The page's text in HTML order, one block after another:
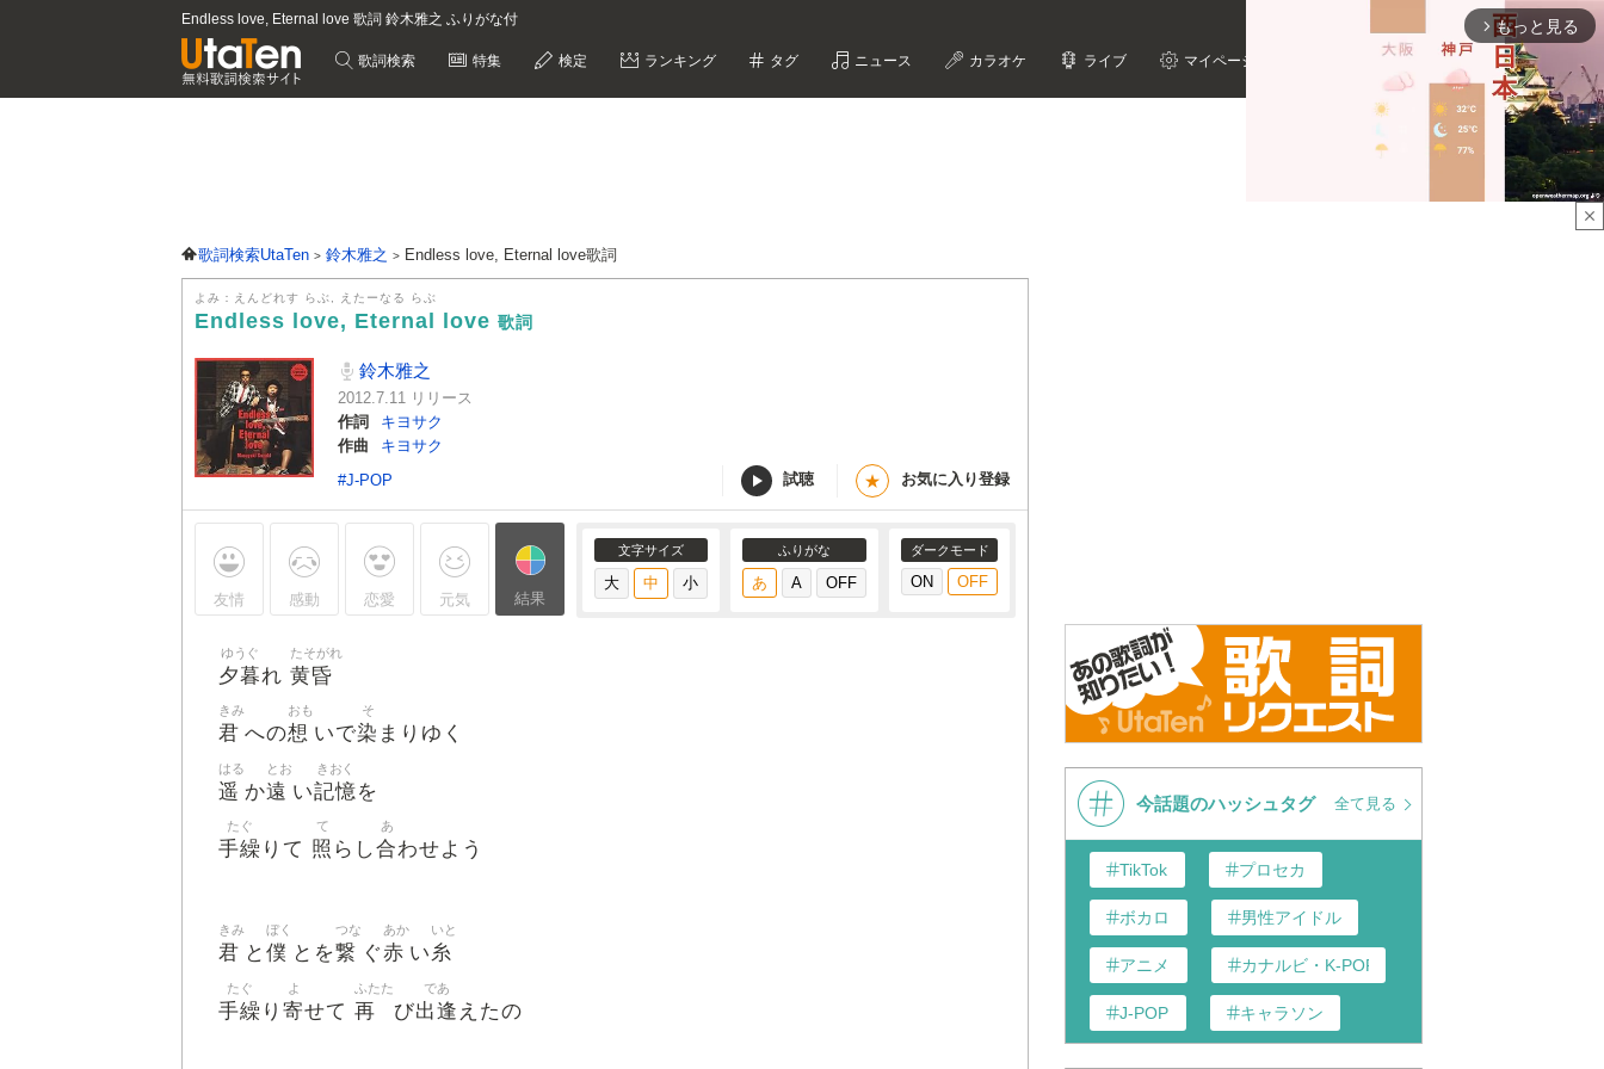
Endless love, Eternal love 歌詞 鈴木雅之 ふりがな付
歌詞検索 特集 検定 ランキング タグ ニュース カラオケ ライブ マイページ
歌詞検索UtaTen 鈴木雅之 Endless love, Eternal love歌詞
よみ：えんどれす らぶ, えたーなる らぶ
Endless love, Eternal love 歌詞
鈴木雅之
2012.7.11 リリース
作詞
キヨサク
作曲
キヨサク
#J-POP
試聴 ★ お気に入り登録
友情 感動 恋愛 元気 結果
文字サイズ ふりがな ダークモード
夕暮
ゆうぐ
れ 黄昏
たそがれ
君
きみ
への想
おも
いで染
そ
まりゆく
遥
はる
か遠
とお
い記憶
きおく
を
手繰
たぐ
りて 照
て
らし合
あ
わせよう
君
きみ
と 僕
ぼく
とを繋
つな
ぐ赤
あか
い 糸
いと
手繰
たぐ
り 寄
よ
せて 再
ふたた
び出逢
であ
えたの
close
arrow_forward_ios もっと見る
今話題のハッシュタグ 全て見る
TikTok プロセカ
ボカロ 男性アイドル
アニメ カナルビ・K-POP和訳
J-POP キャラソン